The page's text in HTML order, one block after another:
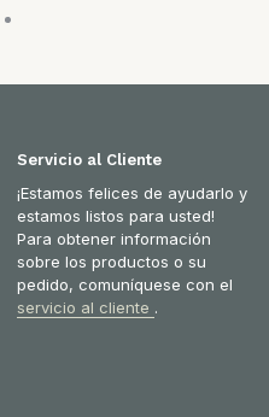
Servicio al Cliente
¡Estamos felices de ayudarlo y
estamos listos para usted!
Para obtener información
sobre los productos o su
pedido, comuníquese con el
servicio al cliente .